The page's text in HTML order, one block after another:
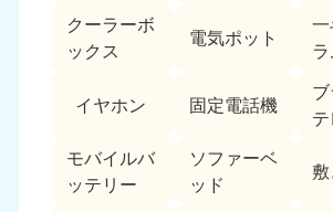
クーラーボ
ックス
電気ポット
一
イヤホン 固定電話機
モバイルバ
ッテリー
ソファーベ
ッド